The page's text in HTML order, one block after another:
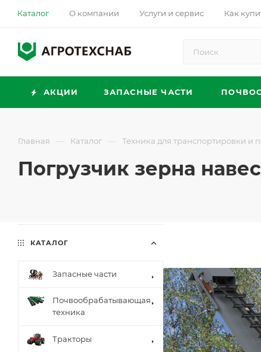
Каталог О компании Услуги и сервис Как
АКЦИИ ЗАПАСНЫЕ ЧАСТИ
Главная — Каталог — Техника для транспортировки и
Погрузчик зерна
КАТАЛОГ
Запасные части
Почвообрабатывающая
техника
Тракторы